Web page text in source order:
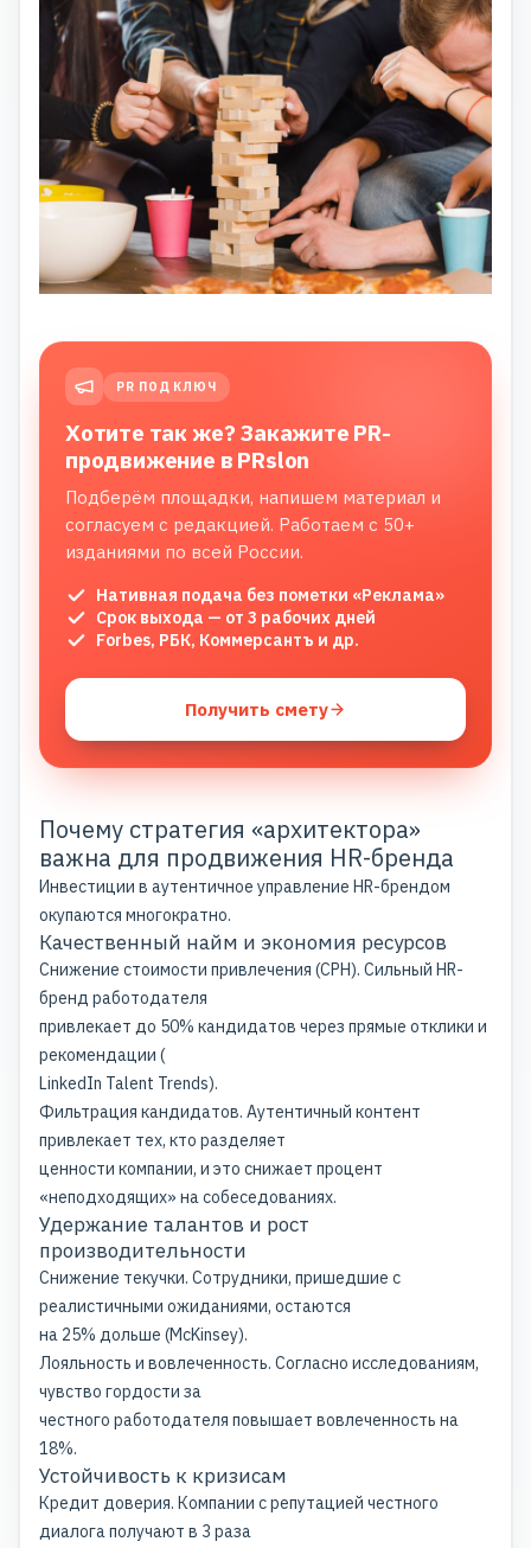
PR ПОД КЛЮЧ
Хотите так же? Закажите PR-
продвижение в PRslon
Подберём площадки, напишем материал и
согласуем с редакцией. Работаем с 50+
изданиями по всей России.
Нативная подача без пометки «Реклама»
Срок выхода — от 3 рабочих дней
Forbes, РБК, Коммерсантъ и др.
Получить смету
Почему стратегия «архитектора»
важна для продвижения HR-бренда
Инвестиции в аутентичное управление HR-брендом
окупаются многократно.
Качественный найм и экономия ресурсов
Снижение стоимости привлечения (CPH). Сильный HR-
бренд работодателя
привлекает до 50% кандидатов через прямые отклики и
рекомендации (
LinkedIn Talent Trends).
Фильтрация кандидатов. Аутентичный контент
привлекает тех, кто разделяет
ценности компании, и это снижает процент
«неподходящих» на собеседованиях.
Удержание талантов и рост
производительности
Снижение текучки. Сотрудники, пришедшие с
реалистичными ожиданиями, остаются
на 25% дольше (McKinsey).
Лояльность и вовлеченность. Согласно исследованиям,
чувство гордости за
честного работодателя повышает вовлеченность на
18%.
Устойчивость к кризисам
Кредит доверия. Компании с репутацией честного
диалога получают в 3 раза